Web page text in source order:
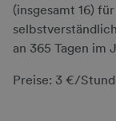
(insgesamt 16)
an 365 Tagen im
Preise: 3 €/